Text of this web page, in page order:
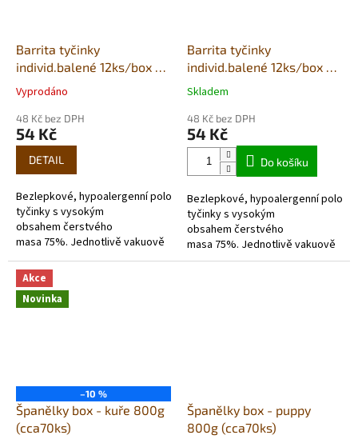
Barrita tyčinky
individ.balené 12ks/box -
jehně & kuře
Průměrné
produktu
je
hvězdiček.
Vyprodáno
48 Kč bez DPH
54 Kč
DETAIL
Bezlepkové, hypoalergenní poloměkké
tyčinky s vysokým
obsahem čerstvého
masa 75%. Jednotlivě vakuově
balené ve stejný den výroby, v
balení 12 tyčinek
Barrita tyčinky
individ.balené 12ks/box -
šunka & kuře
Průměrné
produktu
je
hvězdiček.
Skladem
48 Kč bez DPH
54 Kč
Do košíku
Bezlepkové, hypoalergenní
tyčinky s vysokým
obsahem čerstvého
masa 75%. Jednotlivě vakuově
balené ve stejný den výroby, v
Akce
Novinka
–10 %
Španělky box - kuře 800g
(cca70ks)
Španělky box - puppy
800g (cca70ks)